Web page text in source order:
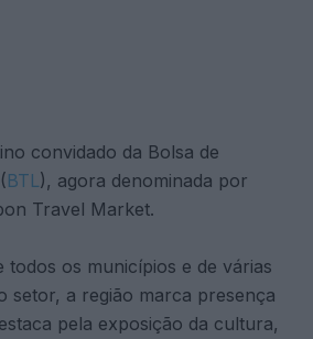
convidado da Bolsa de
BTL ), agora denominada por
Travel Market.
todos os municípios e de várias
setor, a região marca presença
pela exposição da cultura,